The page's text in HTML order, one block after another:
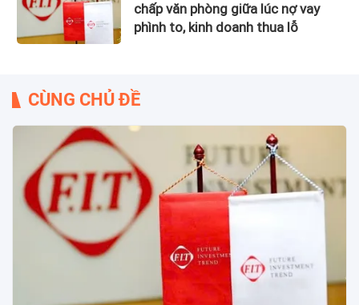
chấp văn phòng giữa lúc nợ vay
phình to, kinh doanh thua lỗ
CÙNG CHỦ ĐỀ